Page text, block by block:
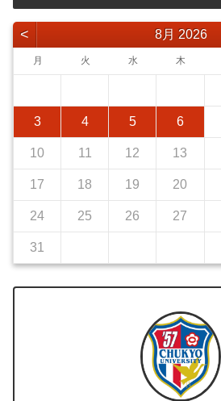
< 8月 2026
月 火 水 木
3 4 5 6
10 11 12 13
17 18 19 20
24 25 26 27
31